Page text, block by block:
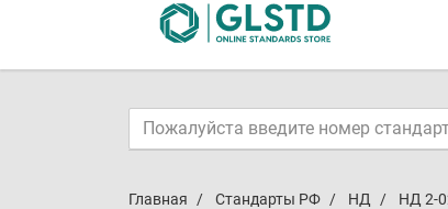
Главная Стандарты РФ НД НД 2-